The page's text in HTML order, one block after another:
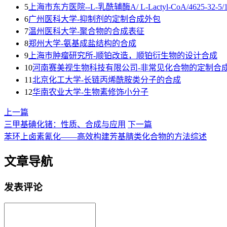
5 上海市东方医院--L-乳酰辅酶A/ L-Lactyl-CoA/4625-32-5/
6广州医科大学-抑制剂的定制合成外包
7温州医科大学-聚合物的合成表征
8郑州大学-氨基成盐结构的合成
9 上海巿肿瘤研究所-顺铂改造，顺铂衍生物的设计合成
10河南赛美视生物科技有限公司-非常见化合物的定制合
11北京化工大学-长链丙烯酰胺类分子的合成
12华南农业大学-生物素修饰小分子
上一篇
三甲基碘化锗：性质、合成与应用 下一篇
苯环上卤素氰化——高效构建芳基腈类化合物的方法综述
文章导航
发表评论